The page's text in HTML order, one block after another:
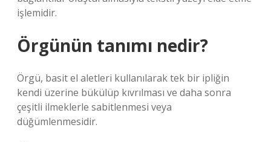
işlemidir.
Örgünün tanımı nedir?
Örgü, basit el aletleri kullanılarak tek bir ipliğin
kendi üzerine bükülüp kıvrılması ve daha sonra
çeşitli ilmeklerle sabitlenmesi veya
düğümlenmesidir.